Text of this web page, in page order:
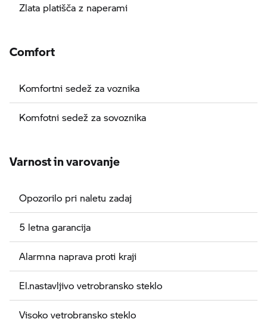
Zlata platišča z naperami
Comfort
Komfortni sedež za voznika
Komfotni sedež za sovoznika
Varnost in varovanje
Opozorilo pri naletu zadaj
5 letna garancija
Alarmna naprava proti kraji
El.nastavljivo vetrobransko steklo
Visoko vetrobransko steklo